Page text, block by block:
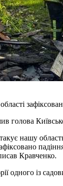
голова
нашу
Кравченко.
одного із